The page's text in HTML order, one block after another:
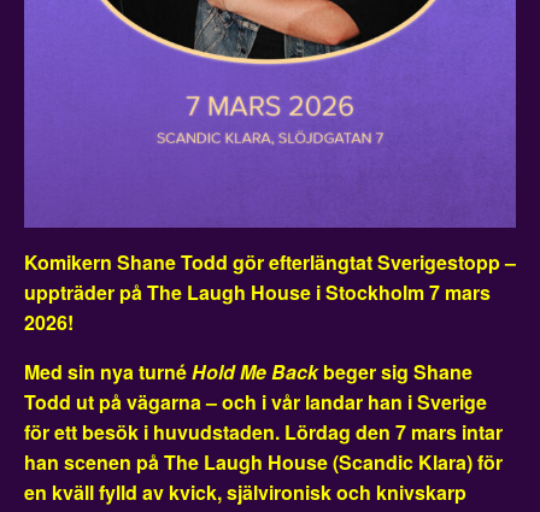
Komikern Shane Todd gör efterlängtat Sverigestopp –
uppträder på The Laugh House i Stockholm 7 mars
2026!
Med sin nya turnéHold Me Backbeger sig Shane
Todd ut på vägarna – och i vår landar han i Sverige
för ett besök i huvudstaden. Lördag den 7 mars intar
han scenen på The Laugh House (Scandic Klara) för
en kväll fylld av kvick, självironisk och knivskarp